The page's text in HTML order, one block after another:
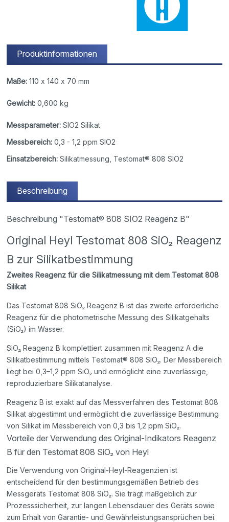
Produktinformationen
Maße: 110 x 140 x 70 mm
Gewicht: 0,600 kg
Messparameter: SIO2 Silikat
Messbereich: 0,3 - 1,2 ppm SIO2
Einsatzbereich: Silikatmessung, Testomat® 808 SIO2
Beschreibung
Beschreibung "Testomat® 808 SIO2 Reagenz B"
Original Heyl Testomat 808 SiO₂ Reagenz
B zur Silikatbestimmung
Zweites Reagenz für die Silikatmessung mit dem Testomat 808
Silikat
Das Testomat 808 SiO₂ Reagenz B ist das zweite erforderliche
Reagenz für die photometrische Messung des Silikatgehalts
(SiO₂) im Wasser.
SiO₂ Reagenz B komplettiert zusammen mit Reagenz A die
Silikatbestimmung mittels Testomat® 808 SiO₂. Der Messbereich
liegt bei 0,3–1,2 ppm SiO₂ und ermöglicht eine zuverlässige,
reproduzierbare Silikatanalyse.
Reagenz B ist exakt auf das Messverfahren des Testomat 808
Silikat abgestimmt und ermöglicht die zuverlässige Bestimmung
von Silikat im Messbereich von 0,3 bis 1,2 ppm SiO₂.
Vorteile der Verwendung des Original-Indikators Reagenz
B für den Testomat 808 SiO₂ von Heyl
Die Verwendung von Original-Heyl-Reagenzien ist
entscheidend für den bestimmungsgemäßen Betrieb des
Messgeräts Testomat 808 SiO₂. Sie trägt maßgeblich zur
Prozesssicherheit, zur langen Lebensdauer des Geräts sowie
zum Erhalt von Garantie- und Gewährleistungsansprüchen bei.